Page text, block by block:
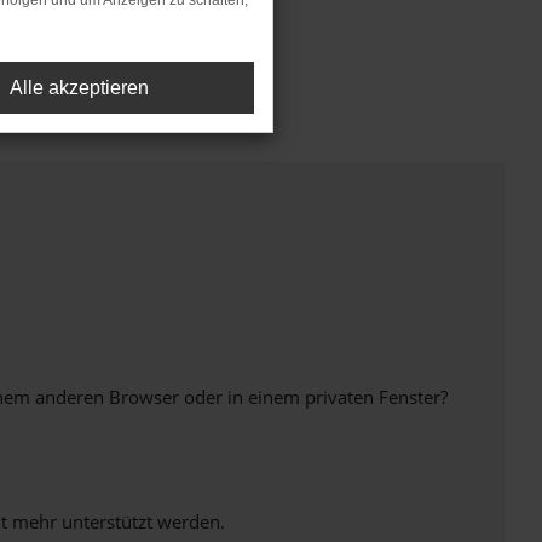
anderen Browser oder in einem privaten Fenster?
mehr unterstützt werden.
Alle akzeptieren